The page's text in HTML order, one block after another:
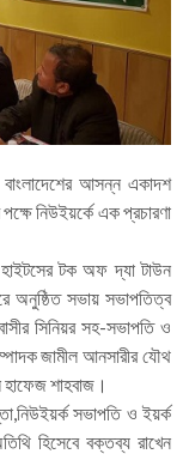
বাংলাদেশের আসন্ন একাদশ
পক্ষে নিউইয়র্কে এক প্রচারণা
হাইটসের টক অফ দ্যা টাউন
অনুষ্ঠিত সভায় সভাপতিত্ব
সিনিয়র সহ-সভাপতি ও
জামীল আনসারীর যৌথ
শাহবাজ।
সভাপতি ও ইয়র্ক
হিসেবে বক্তব্য রাখেন